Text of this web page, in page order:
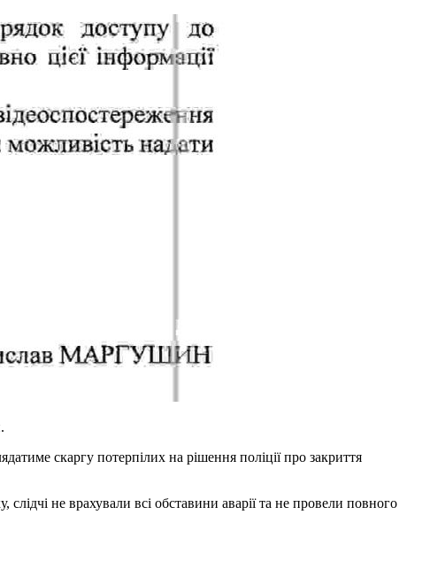
скаргу потерпілих на рішення поліції про закриття
не врахували всі обставини аварії та не провели повного